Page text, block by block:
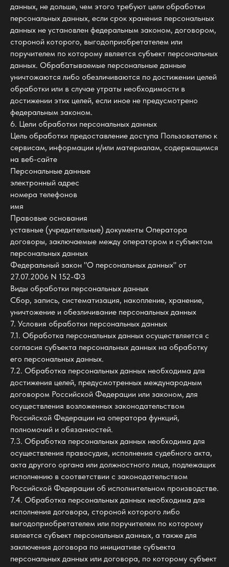
данных, не дольше, чем этого требуют цели обработки
персональных данных, если срок хранения персональных
данных не установлен федеральным законом, договором,
стороной которого, выгодоприобретателем или
поручителем по которому является субъект персональных
данных. Обрабатываемые персональные данные
уничтожаются либо обезличиваются по достижении целей
обработки или в случае утраты необходимости в
достижении этих целей, если иное не предусмотрено
федеральным законом.
6. Цели обработки персональных данных
Цель обработки предоставление доступа Пользователю к
сервисам, информации и/или материалам, содержащимся
на веб-сайте
Персональные данные
электронный адрес
номера телефонов
имя
Правовые основания
уставные (учредительные) документы Оператора
договоры, заключаемые между оператором и субъектом
персональных данных
Федеральный закон "О персональных данных" от
27.07.2006 N 152-ФЗ
Виды обработки персональных данных
Сбор, запись, систематизация, накопление, хранение,
уничтожение и обезличивание персональных данных
7. Условия обработки персональных данных
7.1. Обработка персональных данных осуществляется с
согласия субъекта персональных данных на обработку
его персональных данных.
7.2. Обработка персональных данных необходима для
достижения целей, предусмотренных международным
договором Российской Федерации или законом, для
осуществления возложенных законодательством
Российской Федерации на оператора функций,
полномочий и обязанностей.
7.3. Обработка персональных данных необходима для
осуществления правосудия, исполнения судебного акта,
акта другого органа или должностного лица, подлежащих
исполнению в соответствии с законодательством
Российской Федерации об исполнительном производстве.
7.4. Обработка персональных данных необходима для
исполнения договора, стороной которого либо
выгодоприобретателем или поручителем по которому
является субъект персональных данных, а также для
заключения договора по инициативе субъекта
персональных данных или договора, по которому субъект